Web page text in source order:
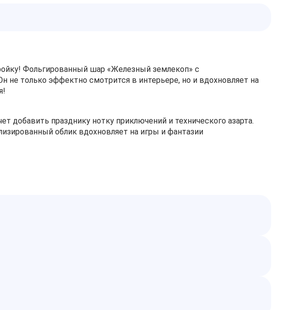
Фольгированный шар «Железный землекоп» с
только эффектно смотрится в интерьере, но и вдохновляет на
добавить празднику нотку приключений и технического азарта.
облик вдохновляет на игры и фантазии